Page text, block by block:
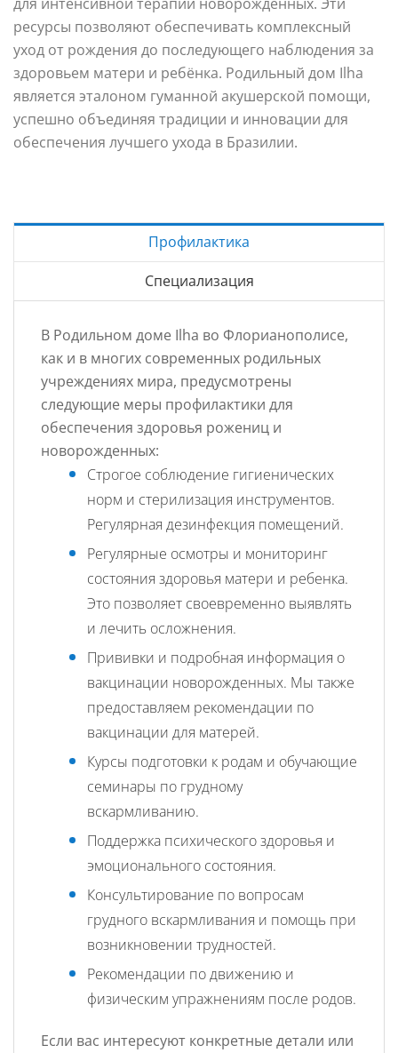
ресурсы позволяют обеспечивать комплексный
уход от рождения до последующего наблюдения за
здоровьем матери и ребёнка. Родильный дом Ilha
является эталоном гуманной акушерской помощи,
успешно объединяя традиции и инновации для
обеспечения лучшего ухода в Бразилии.
Профилактика
Специализация
В Родильном доме Ilha во Флорианополисе,
как и в многих современных родильных
учреждениях мира, предусмотрены
следующие меры профилактики для
обеспечения здоровья рожениц и
новорожденных:
Строгое соблюдение гигиенических
норм и стерилизация инструментов.
Регулярная дезинфекция помещений.
Регулярные осмотры и мониторинг
состояния здоровья матери и ребенка.
Это позволяет своевременно выявлять
и лечить осложнения.
Прививки и подробная информация о
вакцинации новорожденных. Мы также
предоставляем рекомендации по
вакцинации для матерей.
Курсы подготовки к родам и обучающие
семинары по грудному
вскармливанию.
Поддержка психического здоровья и
эмоционального состояния.
Консультирование по вопросам
грудного вскармливания и помощь при
возникновении трудностей.
Рекомендации по движению и
физическим упражнениям после родов.
Если вас интересуют конкретные детали или